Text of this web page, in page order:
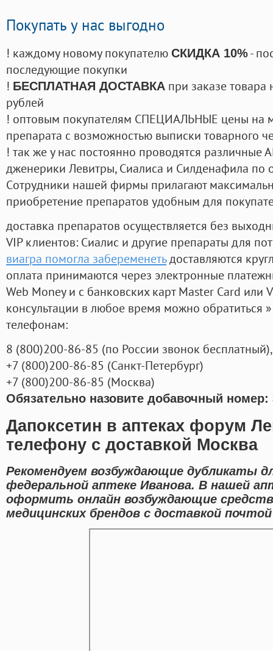
Покупать у нас выгодно
! каждому новому покупателю СКИДКА 10%-
последующие покупки
! БЕСПЛАТНАЯ ДОСТАВКА при заказе
рублей
! оптовым покупателям СПЕЦИАЛЬНЫЕ цены на
препарата с возможностью выписки товарного
! так же у нас постоянно проводятся
дженерики Левитры, Сиалиса и Силденафила по
Cотрудники нашей фирмы прилагают
приобретение препаратов удобным для
доставка препаратов осуществляется без
VIP клиентов: Сиалис и другие препараты для
виагра помогла забеременетьдоставляются
оплата принимаются через электронные
Web Money и с банковских карт Master Card или
консультации в любое время можно обратиться
телефонам:
8 (800)200-86-85 (по России звонок бесплатный),
+7 (800)200-86-85 (Санкт-Петербург)
+7 (800)200-86-85 (Москва)
Обязательно назовите добавочный номер:
Дапоксетин в аптеках форум
телефону с доставкой Москва
Рекомендуем возбуждающие дубликаты
федеральной аптеке Иванова. В нашей
оформить онлайн возбуждающие
медицинских брендов с доставкой